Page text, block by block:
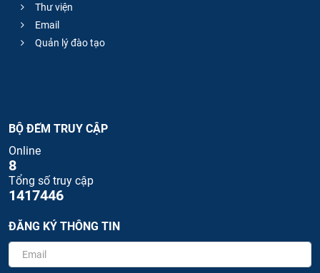
Thư viện
Email
Quản lý đào tạo
BỘ ĐẾM TRUY CẬP
Online
8
Tổng số truy cập
1417446
ĐĂNG KÝ THÔNG TIN